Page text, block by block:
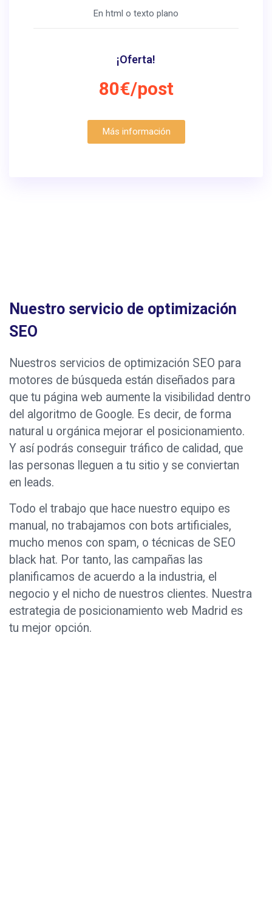
En html o texto plano
¡Oferta!
80€/post
Más información
Nuestro servicio de optimización
SEO
Nuestros servicios de optimización SEO para
motores de búsqueda están diseñados para
que tu página web aumente la visibilidad dentro
del algoritmo de Google. Es decir, de forma
natural u orgánica mejorar el posicionamiento.
Y así podrás conseguir tráfico de calidad, que
las personas lleguen a tu sitio y se conviertan
en leads.
Todo el trabajo que hace nuestro equipo es
manual, no trabajamos con bots artificiales,
mucho menos con spam, o técnicas de SEO
black hat. Por tanto, las campañas las
planificamos de acuerdo a la industria, el
negocio y el nicho de nuestros clientes. Nuestra
estrategia de posicionamiento web Madrid es
tu mejor opción.